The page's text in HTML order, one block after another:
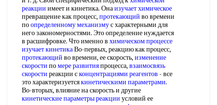
реакции имеет и кинетика. Онаизучает химическое
превращение как процесс,протекающий во времени
поопределенному механизмус характерными для
него закономерностями. Это определение нуждается
в расшифровке. Что именно в химическом процессе
изучает кинетикаВо-первых, реакцию как процесс,
протекающий во времени, ее скорость,изменение
скорости помере развитияпроцесса,взаимосвязь
скорости реакции сконцентрациями реагентов - все
это характеризуетсякинетическими параметрами.
Во-вторых, влияние на скорость и другие
кинетические параметры реакции условий ее